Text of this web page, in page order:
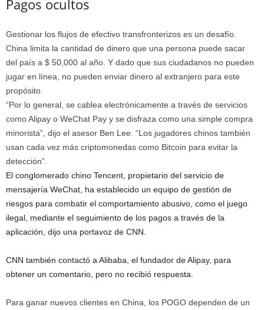
Pagos ocultos
Gestionar los flujos de efectivo transfronterizos es un desafío.
China limita la cantidad de dinero que una persona puede sacar
del país a $ 50,000 al año. Y dado que sus ciudadanos no pueden
jugar en línea, no pueden enviar dinero al extranjero para este
propósito.
“Por lo general, se cablea electrónicamente a través de servicios
como Alipay o WeChat Pay y se disfraza como una simple compra
minorista”, dijo el asesor Ben Lee. “Los jugadores chinos también
usan cada vez más criptomonedas como Bitcoin para evitar la
detección”.
El conglomerado chino Tencent, propietario del servicio de
mensajería WeChat, ha establecido un equipo de gestión de
riesgos para combatir el comportamiento abusivo, como el juego
ilegal, mediante el seguimiento de los pagos a través de la
aplicación, dijo una portavoz de CNN.
CNN también contactó a Alibaba, el fundador de Alipay, para
obtener un comentario, pero no recibió respuesta.
Para ganar nuevos clientes en China, los POGO dependen de un